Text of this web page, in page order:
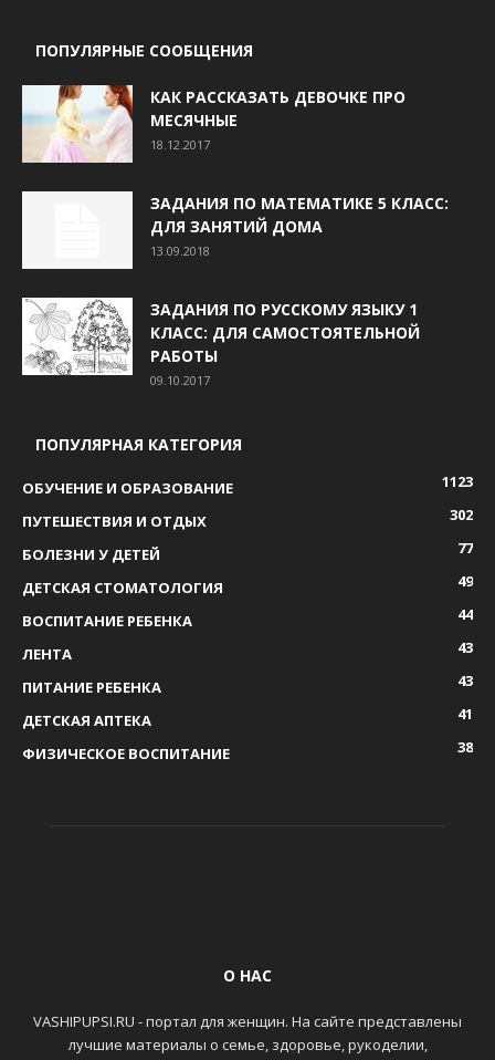
ПОПУЛЯРНЫЕ СООБЩЕНИЯ
КАК РАССКАЗАТЬ ДЕВОЧКЕ ПРО
МЕСЯЧНЫЕ
18.12.2017
ЗАДАНИЯ ПО МАТЕМАТИКЕ 5 КЛАСС:
ДЛЯ ЗАНЯТИЙ ДОМА
13.09.2018
ЗАДАНИЯ ПО РУССКОМУ ЯЗЫКУ 1
КЛАСС: ДЛЯ САМОСТОЯТЕЛЬНОЙ
РАБОТЫ
09.10.2017
ПОПУЛЯРНАЯ КАТЕГОРИЯ
ОБУЧЕНИЕ И ОБРАЗОВАНИЕ
1123
ПУТЕШЕСТВИЯ И ОТДЫХ
302
БОЛЕЗНИ У ДЕТЕЙ
77
ДЕТСКАЯ СТОМАТОЛОГИЯ
49
ВОСПИТАНИЕ РЕБЕНКА
44
ЛЕНТА
43
ПИТАНИЕ РЕБЕНКА
43
ДЕТСКАЯ АПТЕКА
41
ФИЗИЧЕСКОЕ ВОСПИТАНИЕ
38
О НАС
VASHIPUPSI.RU - портал для женщин. На сайте представлены
лучшие материалы о семье, здоровье, рукоделии,